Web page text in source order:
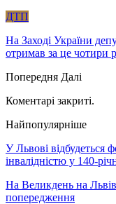
ДТП
На Заході України
отримав за це чотири
Попередня Далі
Коментарі закриті.
Найпопулярніше
У Львові відбудеться
інвалідністю у 140-
На Великдень на
попередження